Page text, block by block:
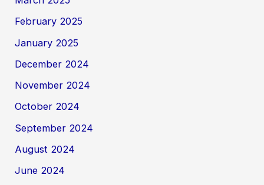
February 2025
January 2025
December 2024
November 2024
October 2024
September 2024
August 2024
June 2024